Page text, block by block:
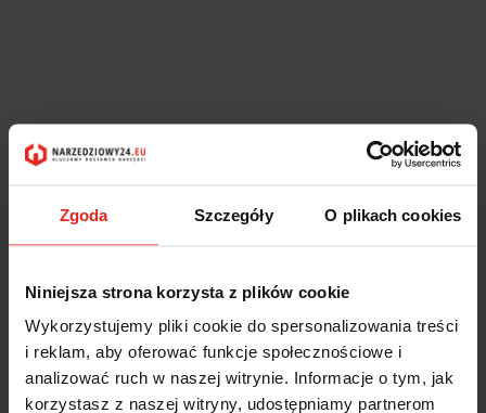
Zgoda Szczegóły O plikach cookies
Niniejsza strona korzysta z plików cookie
Wykorzystujemy pliki cookie do spersonalizowania treści
i reklam, aby oferować funkcje społecznościowe i
analizować ruch w naszej witrynie. Informacje o tym, jak
korzystasz z naszej witryny, udostępniamy partnerom